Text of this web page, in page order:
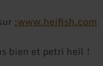
:www.hejfish.com
bien et petri heil !